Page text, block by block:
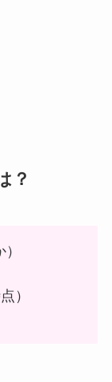
？
）